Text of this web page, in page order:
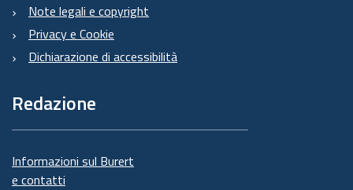
Note legali e copyright
Privacy e Cookie
Dichiarazione di accessibilità
Redazione
Informazioni sul Burert
e contatti